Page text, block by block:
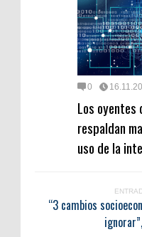
0
Los
respaldan
uso de la
“3 cambios